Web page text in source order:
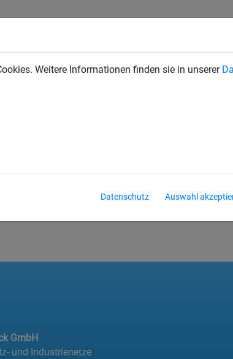
Weitere Informationen finden sie in unserer
Datenschutz Auswahl
BAUSCHUTZNETZE
haben,
ist es technisch bedingt
Maschenstellung hergestellt und
zu vermeiden und stellen keine Minderung der
GmbH
und Industrienetze